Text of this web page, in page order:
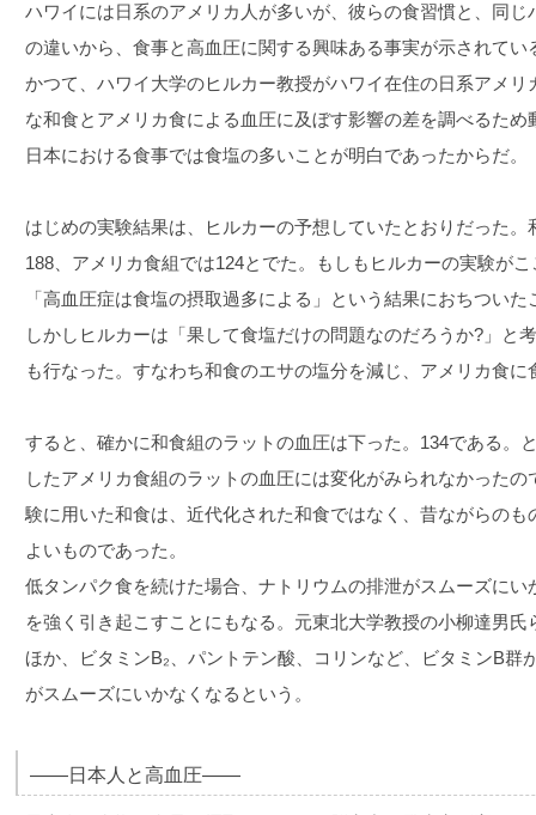
ハワイには日系のアメリカ人が多いが、彼らの食習慣と、同
の違いから、食事と高血圧に関する興味ある事実が示されてい
かつて、ハワイ大学のヒルカー教授がハワイ在住の日系アメ
な和食とアメリカ食による血圧に及ぼす影響の差を調べるた
日本における食事では食塩の多いことが明白であったからだ。
はじめの実験結果は、ヒルカーの予想していたとおりだった
188、アメリカ食組では124とでた。もしもヒルカーの実験が
「高血圧症は食塩の摂取過多による」という結果におちついた
しかしヒルカーは「果して食塩だけの問題なのだろうか?」と
も行なった。すなわち和食のエサの塩分を減じ、アメリカ食
すると、確かに和食組のラットの血圧は下った。134である。
したアメリカ食組のラットの血圧には変化がみられなかった
験に用いた和食は、近代化された和食ではなく、昔ながらの
よいものであった。
低タンパク食を続けた場合、ナトリウムの排泄がスムーズに
を強く引き起こすことにもなる。元東北大学教授の小柳達男
ほか、ビタミンB₂、パントテン酸、コリンなど、ビタミンB群
がスムーズにいかなくなるという。
――日本人と高血圧――